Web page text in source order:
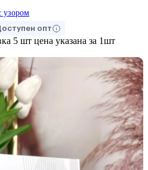
узором
опт
5 шт цена указана за 1шт